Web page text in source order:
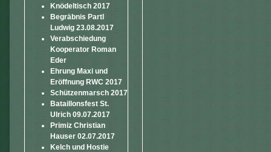
Knödeltisch 2017
Begräbnis Partl
Ludwig 23.08.2017
Verabschiedung
Kooperator Roman
Eder
Ehrung Maxi und
Eröffnung RWC 2017
Schützenmarsch 2017
Bataillonsfest St.
Ulrich 09.07.2017
Primiz Christian
Hauser 02.07.2017
Kelch und Hostie